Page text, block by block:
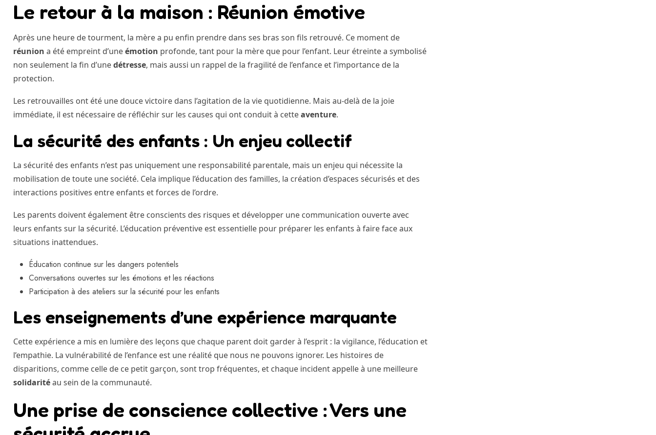
Le retour à la maison : Réunion émotive
Après une heure de tourment, la mère a pu enfin prendre dans ses bras son fils retrouvé. Ce moment de
réunion a été empreint d’uneémotion profonde, tant pour la mère que pour l’enfant. Leur étreinte a symbolisé
non seulement la fin d’unedétresse, mais aussi un rappel de la fragilité de l’enfance et l’importance de la
protection.
Les retrouvailles ont été une douce victoire dans l’agitation de la vie quotidienne. Mais au-delà de la joie
immédiate, il est nécessaire de réfléchir sur les causes qui ont conduit à cetteaventure.
La sécurité des enfants : Un enjeu collectif
La sécurité des enfants n’est pas uniquement une responsabilité parentale, mais un enjeu qui nécessite la
mobilisation de toute une société. Cela implique l’éducation des familles, la création d’espaces sécurisés et des
interactions positives entre enfants et forces de l’ordre.
Les parents doivent également être conscients des risques et développer une communication ouverte avec
leurs enfants sur la sécurité. L’éducation préventive est essentielle pour préparer les enfants à faire face aux
situations inattendues.
Éducation continue sur les dangers potentiels
Conversations ouvertes sur les émotions et les réactions
Participation à des ateliers sur la sécurité pour les enfants
Les enseignements d’une expérience marquante
Cette expérience a mis en lumière des leçons que chaque parent doit garder à l’esprit : la vigilance, l’éducation et
l’empathie. La vulnérabilité de l’enfance est une réalité que nous ne pouvons ignorer. Les histoires de
disparitions, comme celle de ce petit garçon, sont trop fréquentes, et chaque incident appelle à une meilleure
solidaritéau sein de la communauté.
Une prise de conscience collective : Vers une